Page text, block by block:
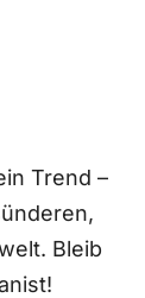
Trend –
Bleib